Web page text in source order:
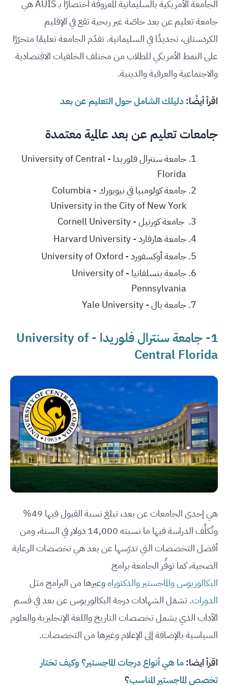
الجامعة الأمريكية بالسليمانية المعروفة اختصارًا بـ AUIS هي
جامعة تعليم عن بعد خاصّة غير ربحية تقع في الإقليم
الكردستاني، تحديدًا في السليمانية. تقدّم الجامعة تعليمًا متحرّرًا
على النمط الأمريكي للطلاب من مختلف الخلفيات الاقتصادية
والاجتماعية والعرقية والدينية.
اقرأ أيضًا:دليلك الشامل حول التعليم عن بعد
جامعات تعليم عن بعد عالمية معتمدة
جامعة سنترال فلوريدا - University of Central
Florida
جامعة كولومبيا في نيويورك - Columbia
University in the City of New York
جامعة كورنيل - Cornell University
جامعة هارفارد - Harvard University
جامعة أوكسفورد - University of Oxford
جامعة بنسلفانيا - University of
Pennsylvania
جامعة يال - Yale University
1- جامعة سنترال فلوريدا - University of
Central Florida
هي إحدى الجامعات عن بعد، تبلغ نسبة القبول فيها 49%
وتُكلِّف الدراسة فيها ما نسبته 14,000 دولار في السنة، ومن
أفضل التخصصات التي تدرّسها عن بعد هي تخصصات الرعاية
الصحية، كما توفِّر الجامعة برامج
البكالوريوسوالماجستير والدكتوراهوغيرها من البرامج مثل
الدورات. تشمَل الشهادات درجة البكالوريوس عن بعد في قسم
الآداب الذي يشمل تخصصات التاريخ واللغة الإنجليزية والعلوم
السياسية بالإضافة إلى الإعلام وغيرها من التخصصات.
اقرأ ايضا:ما هي أنواع درجات الماجستير؟ وكيف تختار
تخصص الماجستير المناسب؟